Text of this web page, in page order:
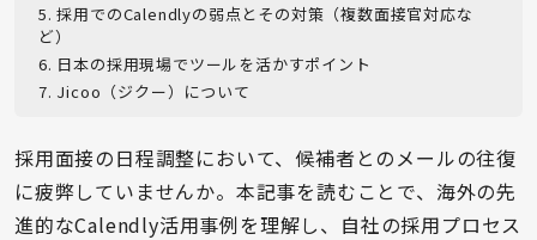
5.採用でのCalendlyの弱点とその対策（複数面接官対応な
ど）
6. 日本の採用現場でツールを活かすポイント
7. Jicoo（ジクー）について
採用面接の日程調整において、候補者とのメールの往復
に疲弊していませんか。本記事を読むことで、海外の先
進的なCalendly活用事例を理解し、自社の採用プロセス